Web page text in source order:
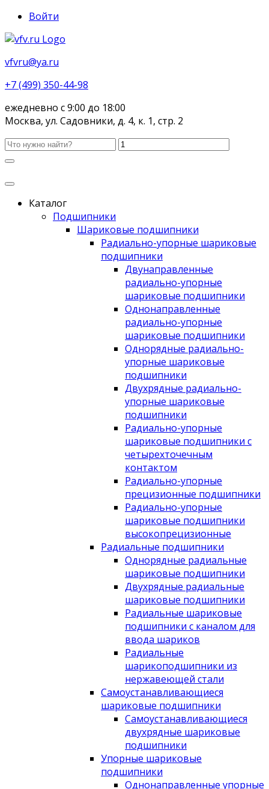
Войти
vfvru@ya.ru
+7 (499) 350-44-98
ежедневно с 9:00 до 18:00
Москва, ул. Садовники, д. 4, к. 1, стр. 2
Каталог
Подшипники
Шариковые подшипники
Радиально-упорные шариковые
подшипники
Двунаправленные
радиально-упорные
шариковые подшипники
Однонаправленные
радиально-упорные
шариковые подшипники
Однорядные радиально-
упорные шариковые
подшипники
Двухрядные радиально-
упорные шариковые
подшипники
Радиально-упорные
шариковые подшипники с
четырехточечным
контактом
Радиально-упорные
прецизионные подшипники
Радиально-упорные
шариковые подшипники
высокопрецизионные
Радиальные подшипники
Однорядные радиальные
шариковые подшипники
Двухрядные радиальные
шариковые подшипники
Радиальные шариковые
подшипники с каналом для
ввода шариков
Радиальные
шарикоподшипники из
нержавеющей стали
Самоустанавливающиеся
шариковые подшипники
Самоустанавливающиеся
двухрядные шариковые
подшипники
Упорные шариковые
подшипники
Однонаправленные упорные